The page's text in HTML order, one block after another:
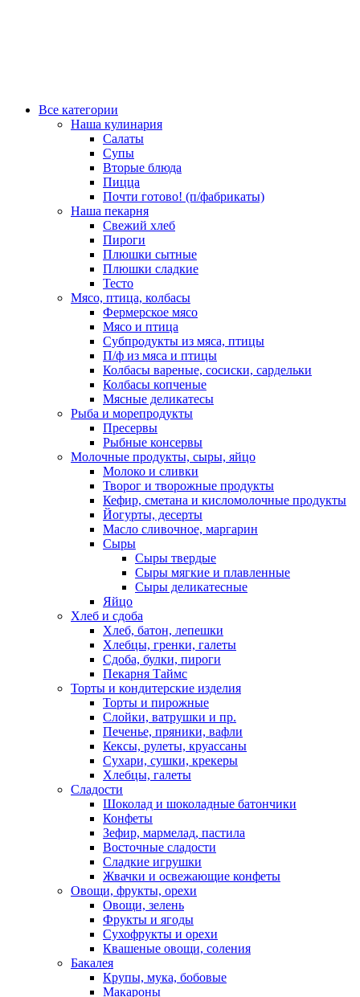
Все категории
Наша кулинария
Салаты
Супы
Вторые блюда
Пицца
Почти готово! (п/фабрикаты)
Наша пекарня
Свежий хлеб
Пироги
Плюшки сытные
Плюшки сладкие
Тесто
Мясо, птица, колбасы
Фермерское мясо
Мясо и птица
Субпродукты из мяса, птицы
П/ф из мяса и птицы
Колбасы вареные, сосиски, сардельки
Колбасы копченые
Мясные деликатесы
Рыба и морепродукты
Пресервы
Рыбные консервы
Молочные продукты, сыры, яйцо
Молоко и сливки
Творог и творожные продукты
Кефир, сметана и кисломолочные продукты
Йогурты, десерты
Масло сливочное, маргарин
Сыры
Сыры твердые
Сыры мягкие и плавленные
Сыры деликатесные
Яйцо
Хлеб и сдоба
Хлеб, батон, лепешки
Хлебцы, гренки, галеты
Сдоба, булки, пироги
Пекарня Таймс
Торты и кондитерские изделия
Торты и пирожные
Слойки, ватрушки и пр.
Печенье, пряники, вафли
Кексы, рулеты, круассаны
Сухари, сушки, крекеры
Хлебцы, галеты
Сладости
Шоколад и шоколадные батончики
Конфеты
Зефир, мармелад, пастила
Восточные сладости
Сладкие игрушки
Жвачки и освежающие конфеты
Овощи, фрукты, орехи
Овощи, зелень
Фрукты и ягоды
Сухофрукты и орехи
Квашеные овощи, соления
Бакалея
Крупы, мука, бобовые
Макароны